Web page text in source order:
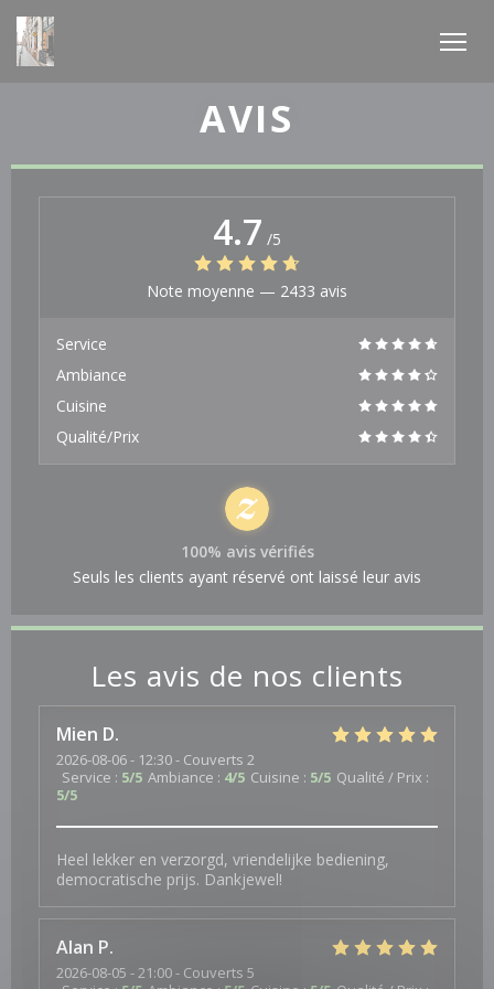
Personnalisation de vos choix en matière de cookies
AVIS
Les avis de nos clients
Mien D
2026-08-06- 12:30 - Couverts 2
Service : 5/5 Ambiance : 4/5 Cuisine : 5/5 Qualité / Prix :
5/5
Heel lekker en verzorgd, vriendelijke bediening,
democratische prijs. Dankjewel!
Alan P
2026-08-05 - 21:00 - Couverts 5
4.7 /5
Note moyenne — 2433 avis
Service
Ambiance
Cuisine
Qualité/Prix
100% avis vérifiés
Seuls les clients ayant réservé ont laissé leur avis